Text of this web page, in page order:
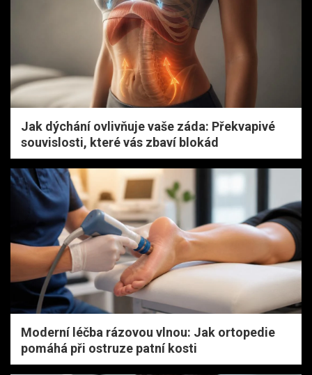
Jak dýchání ovlivňuje vaše záda: Překvapivé
souvislosti, které vás zbaví blokád
Moderní léčba rázovou vlnou: Jak ortopedie
pomáhá při ostruze patní kosti